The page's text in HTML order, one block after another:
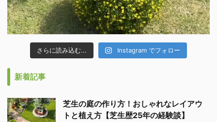
さらに読み込む... Instagram でフォロー
新着記事
芝生の庭の作り方！おしゃれなレイアウ
トと植え方【芝生歴25年の経験談】